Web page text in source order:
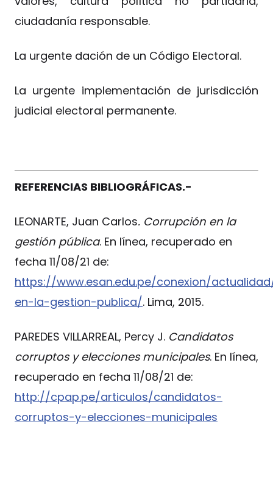
ciudadanía responsable.
La urgente dación de un Código Electoral.
La urgente implementación de jurisdicción
judicial electoral permanente.
REFERENCIAS BIBLIOGRÁFICAS.-
LEONARTE, Juan Carlos. Corrupción en la
gestión pública. En línea, recuperado en
fecha 11/08/21 de:
https://www.esan.edu.pe/conexion/
en-la-gestion-publica/. Lima, 2015.
PAREDES VILLARREAL, Percy J. Candidatos
corruptos y elecciones municipales. En línea,
recuperado en fecha 11/08/21 de:
http://cpap.pe/articulos/candidatos-
corruptos-y-elecciones-municipales